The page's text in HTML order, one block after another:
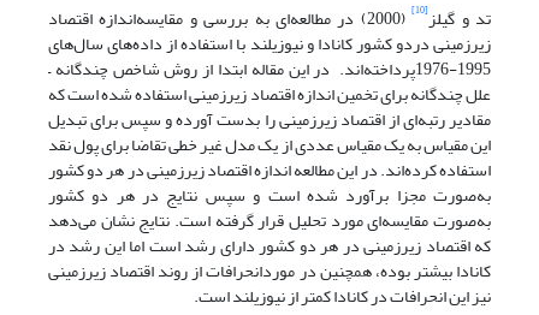
تد و گیلز[10] (2000) در مطالعه‌ای به بررسی و مقایسه‌اندازه اقتصاد
زیرزمینی دردو کشور کانادا و نیوزیلند با استفاده از داده‌های سال‌های
1995-1976پرداخته‌اند. در این مقاله ابتدا از روش شاخص چندگانه –
علل چندگانه برای تخمین اندازه اقتصاد زیرزمینی استفاده شده است که
مقادیر رتبه‌ای از اقتصاد زیرزمینی را بدست آورده و سپس برای تبدیل
این مقیاس به یک مقیاس عددی از یک مدل غیر خطی تقاضا برای پول نقد
استفاده کرده‌اند. در این مطالعه اندازه اقتصاد زیرزمینی در هر دو کشور
به‌صورت مجزا برآورد شده است و سپس نتایج در هر دو کشور
به‌صورت مقایسه‌ای مورد تحلیل قرار گرفته است. نتایج نشان می‌دهد
که اقتصاد زیرزمینی در هر دو کشور دارای رشد است اما این رشد در
کانادا بیشتر بوده، همچنین در موردانحرافات از روند اقتصاد زیرزمینی
نیز این انحرافات در کانادا کمتر از نیوزیلند است.